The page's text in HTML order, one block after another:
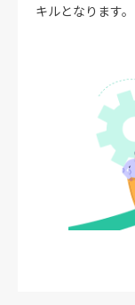
キルとなります。